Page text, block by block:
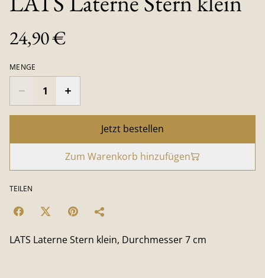
24,90 €
MENGE
Jetzt bestellen
Zum Warenkorb hinzufügen
TEILEN
LATS Laterne Stern klein, Durchmesser 7 cm